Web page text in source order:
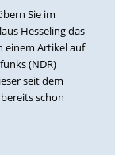
Sie im
Hesseling das
einem Artikel auf
(NDR)
seit dem
schon